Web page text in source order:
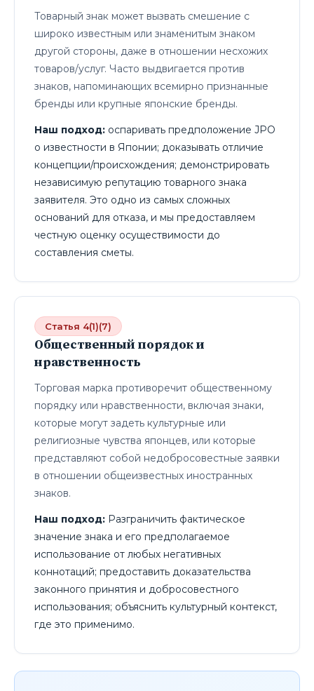
Товарный знак может вызвать смешение с
широко известным или знаменитым знаком
другой стороны, даже в отношении несхожих
товаров/услуг. Часто выдвигается против
знаков, напоминающих всемирно признанные
бренды или крупные японские бренды.
Наш подход: оспаривать предположение JPO
о известности в Японии; доказывать отличие
концепции/происхождения; демонстрировать
независимую репутацию товарного знака
заявителя. Это одно из самых сложных
оснований для отказа, и мы предоставляем
честную оценку осуществимости до
составления сметы.
Статья 4(1)(7)
Общественный порядок и
нравственность
Торговая марка противоречит общественному
порядку или нравственности, включая знаки,
которые могут задеть культурные или
религиозные чувства японцев, или которые
представляют собой недобросовестные заявки
в отношении общеизвестных иностранных
знаков.
Наш подход: Разграничить фактическое
значение знака и его предполагаемое
использование от любых негативных
коннотаций; предоставить доказательства
законного принятия и добросовестного
использования; объяснить культурный контекст,
где это применимо.